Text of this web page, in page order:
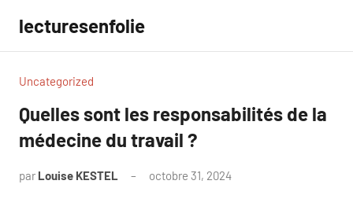
contenu
lecturesenfolie
Uncategorized
Quelles sont les responsabilités de la
médecine du travail ?
par Louise KESTEL octobre 31, 2024